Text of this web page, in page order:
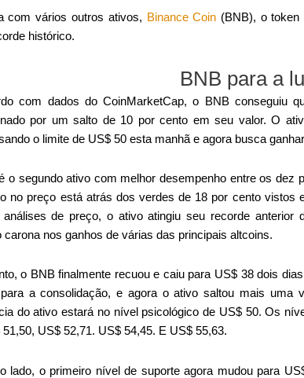
com vários outros ativos, Binance Coin (BNB), o token
histórico.
BNB para a
com dados do CoinMarketCap, o BNB conseguiu
por um salto de 10 por cento em seu valor. O
o limite de US$ 50 esta manhã e agora busca
o segundo ativo com melhor desempenho entre os dez
no preço está atrás dos verdes de 18 por cento vistos
de preço, o ativo atingiu seu recorde anterior
carona nos ganhos de várias das principais altcoins.
o BNB finalmente recuou e caiu para US$ 38 dois
a consolidação, e agora o ativo saltou mais uma
do ativo estará no nível psicológico de US$ 50. Os
US$ 52,71. US$ 54,45. E US$ 55,63.
lado, o primeiro nível de suporte agora mudou para